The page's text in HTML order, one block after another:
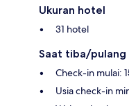
Ukuran hotel
31 hotel
Saat tiba/pulang
Check-in mulai:
Usia check-in